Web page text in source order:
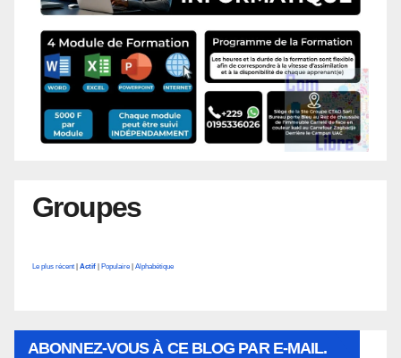
Groupes
Le plus récent Actif Populaire Alphabétique
ABONNEZ-VOUS À CE BLOG PAR E-MAIL.